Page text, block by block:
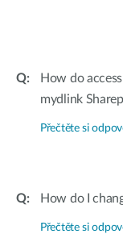
How do
mydlink
Přečtěte si
How do I
Přečtěte si